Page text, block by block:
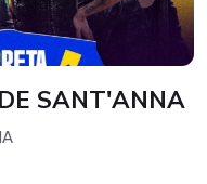
SANT'ANNA